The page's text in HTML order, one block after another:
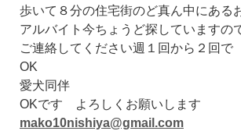
歩いて８分の住宅街のど真ん中にある
アルバイト今ちょうど探していますの
ご連絡してください週１回から２回で
OK
愛犬同伴
OKです よろしくお願いします
mako10nishiya@gmail.com